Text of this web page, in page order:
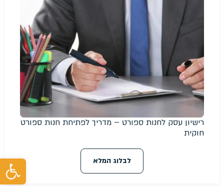
רישיון עסק לחנות ספורט – מדריך לפתיחת חנות ספורט
חוקית
לבלוג המלא